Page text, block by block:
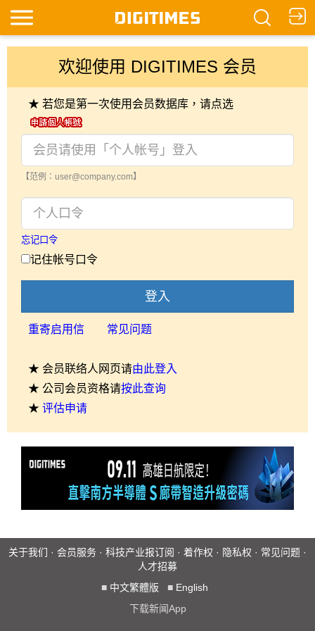
欢迎使用 DIGITIMES 会员
★ 若您是第一次使用会员数据库，请点选
【范例：user@company.com】
忘记口令
记住帐号口令
登入
重寄启用信 常见问题
★ 会员联络人网页请由此登入
★ 公司会员资格请按此查询
★ 评估申请
关于我们 · 会员服务 · 科技产业报订阅 · 着作权 · 隐私权 · 常见问题 ·
人才招募
■ 中文繁體版 ■ English
下载新闻App